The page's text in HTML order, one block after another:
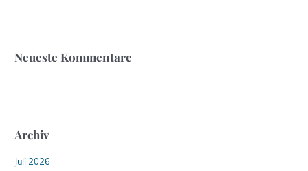
Neueste Kommentare
Archiv
Juli 2026